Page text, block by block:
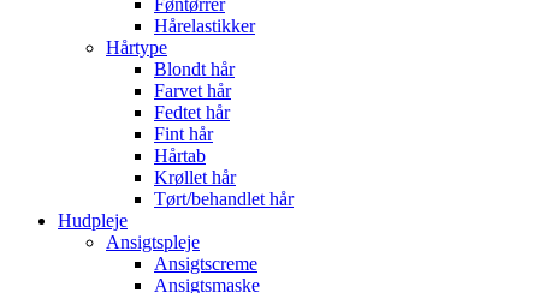
Føntørrer
Hårelastikker
Hårtype
Blondt hår
Farvet hår
Fedtet hår
Fint hår
Hårtab
Krøllet hår
Tørt/behandlet hår
Hudpleje
Ansigtspleje
Ansigtscreme
Ansigtsmaske